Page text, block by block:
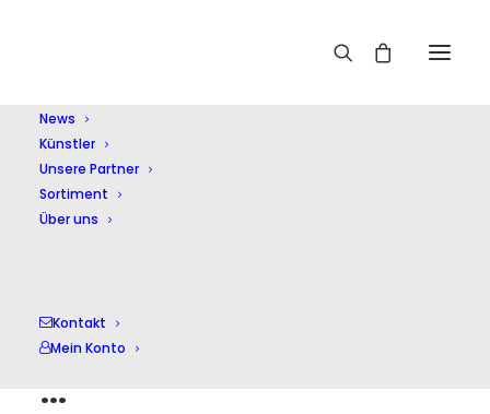
News
Künstler
Unsere Partner
Sortiment
Über uns
Kontakt
Mein Konto
Artur Balsam plays
…